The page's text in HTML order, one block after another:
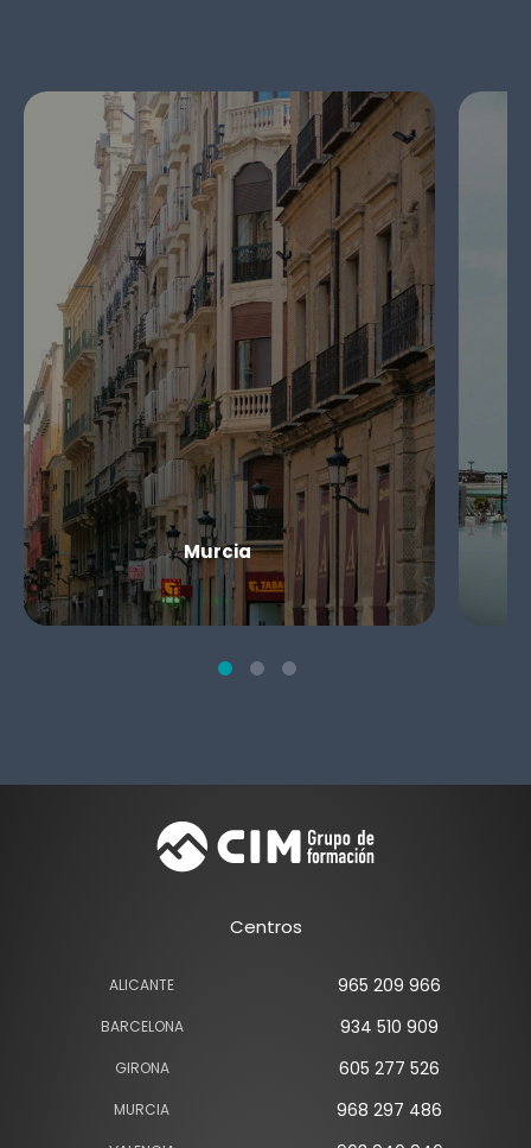
Murcia
Centros
ALICANTE 965 209 966
BARCELONA 934 510 909
GIRONA 605 277 526
MURCIA 968 297 486